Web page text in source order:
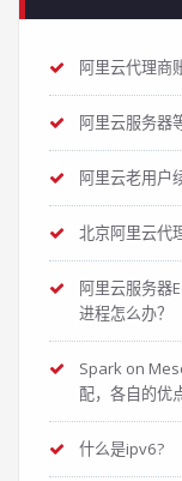
阿里云代理商
阿里云服务器
阿里云老用户
北京阿里云代
阿里云服务器
进程怎么办？
Spark on
配，各自的优
什么是ipv6?